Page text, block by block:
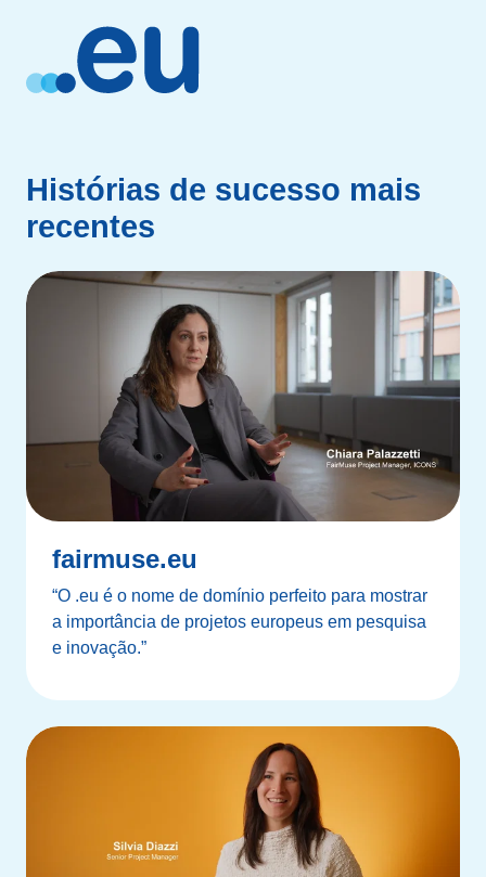
Histórias de sucesso mais
recentes
fairmuse.eu
“O .eu é o nome de domínio perfeito para mostrar
a importância de projetos europeus em pesquisa
e inovação.”